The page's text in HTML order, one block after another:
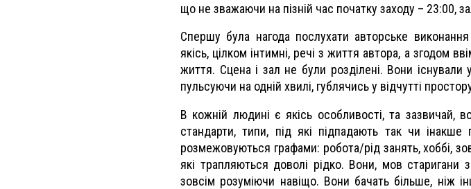
що не зважаючи на пізній час початку заходу – 23:00,
Спершу була нагода послухати авторське
якісь, цілком інтимні, речі з життя автора, а згодом
життя. Сцена і зал не були розділені. Вони існували
пульсуючи на одній хвилі, гублячись у відчутті
В кожній людині є якісь особливості, та зазвичай,
стандарти, типи, під які підпадають так чи інакше
розмежовуються графами: робота/рід занять, хоббі,
які трапляються доволі рідко. Вони, мов старигани
зовсім розуміючи навіщо. Вони бачать більше, ніж